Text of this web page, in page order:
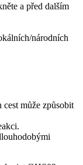
a před dalším
národních
může způsobit